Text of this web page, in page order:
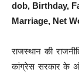
dob, Birthday,
Marriage, Net
राजस्थान की
कांग्रेस सरकार के